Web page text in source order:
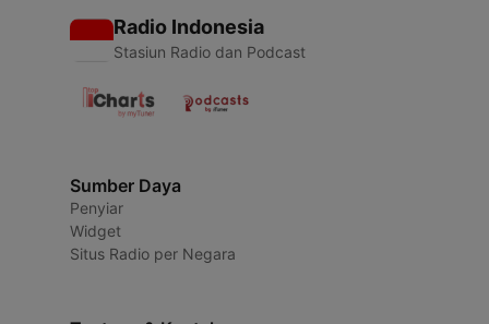
Radio Indonesia
Stasiun Radio dan Podcast
Sumber Daya
Penyiar
Widget
Situs Radio per Negara